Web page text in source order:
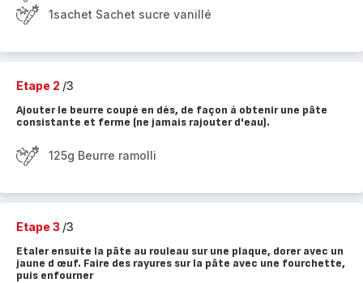
1sachet Sachet sucre vanillé
Etape 2 /3
Ajouter le beurre coupé en dés, de façon à obtenir une pâte
consistante et ferme (ne jamais rajouter d'eau).
125g Beurre ramolli
Etape 3 /3
Etaler ensuite la pâte au rouleau sur une plaque, dorer avec un
jaune d œuf. Faire des rayures sur la pâte avec une fourchette,
puis enfourner